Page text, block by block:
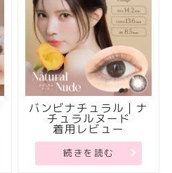
バンビナチュラル｜ナ
チュラルヌード
着用レビュー
続きを読む